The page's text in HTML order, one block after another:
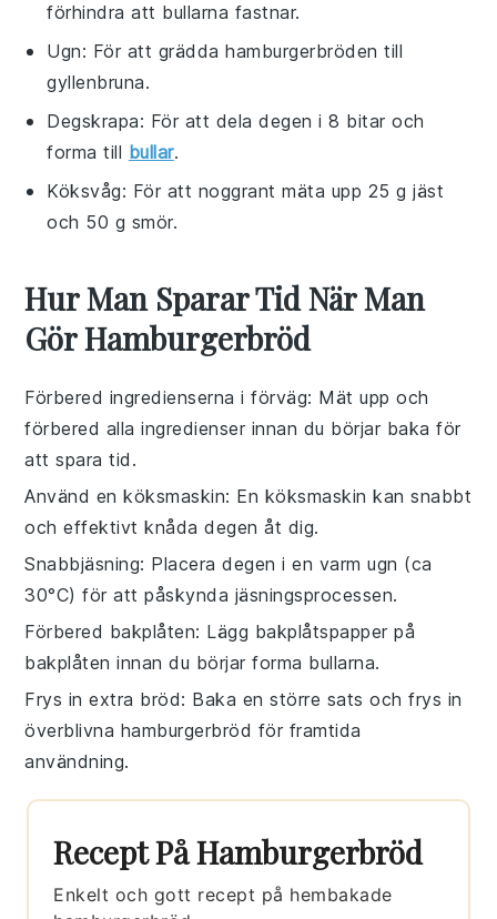
förhindra att bullarna fastnar.
Ugn: För att grädda hamburgerbröden till
gyllenbruna.
Degskrapa: För att dela degen i 8 bitar och
forma till bullar.
Köksvåg: För att noggrant mäta upp 25 g jäst
och 50 g smör.
Hur Man Sparar Tid När Man
Gör Hamburgerbröd
Förbered ingredienserna i förväg: Mät upp och
förbered allaingredienser innan du börjar baka för
att spara tid.
Använd en köksmaskin: En köksmaskin kan snabbt
och effektivt knåda degen åt dig.
Snabbjäsning: Placera degen i en varm ugn (ca
30°C) för att påskynda jäsningsprocessen.
Förbered bakplåten: Lägg bakplåtspapper på
bakplåten innan du börjar forma bullarna.
Frys in extra bröd: Baka en större sats och frys in
överblivna hamburgerbröd för framtida
användning.
Recept På Hamburgerbröd
Enkelt och gott recept på hembakade